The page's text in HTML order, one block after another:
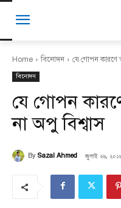
Home বিনোদন যে গোপন কারণে
বিনোদন
যে গোপন
না অপু বিশ্বাস
By Sazal Ahmed জুলাই ২৬,